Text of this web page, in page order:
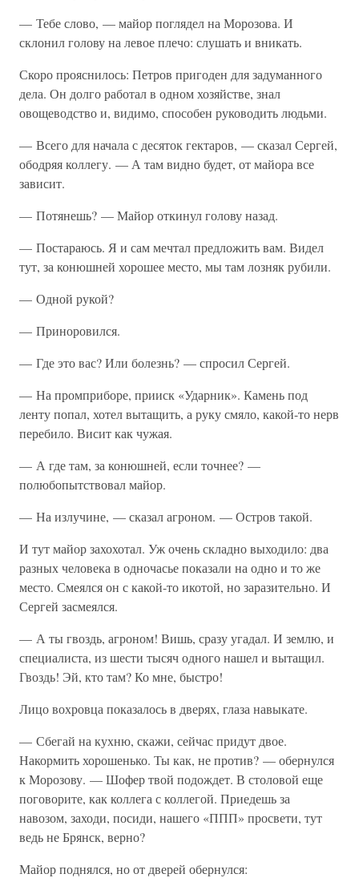
— Тебе слово, — майор поглядел на Морозова. И
склонил голову на левое плечо: слушать и вникать.
Скоро прояснилось: Петров пригоден для задуманного
дела. Он долго работал в одном хозяйстве, знал
овощеводство и, видимо, способен руководить людьми.
— Всего для начала с десяток гектаров, — сказал Сергей,
ободряя коллегу. — А там видно будет, от майора все
зависит.
— Потянешь? — Майор откинул голову назад.
— Постараюсь. Я и сам мечтал предложить вам. Видел
тут, за конюшней хорошее место, мы там лозняк рубили.
— Одной рукой?
— Приноровился.
— Где это вас? Или болезнь? — спросил Сергей.
— На промприборе, прииск «Ударник». Камень под
ленту попал, хотел вытащить, а руку смяло, какой-то нерв
перебило. Висит как чужая.
— А где там, за конюшней, если точнее? —
полюбопытствовал майор.
— На излучине, — сказал агроном. — Остров такой.
И тут майор захохотал. Уж очень складно выходило: два
разных человека в одночасье показали на одно и то же
место. Смеялся он с какой-то икотой, но заразительно. И
Сергей засмеялся.
— А ты гвоздь, агроном! Вишь, сразу угадал. И землю, и
специалиста, из шести тысяч одного нашел и вытащил.
Гвоздь! Эй, кто там? Ко мне, быстро!
Лицо вохровца показалось в дверях, глаза навыкате.
— Сбегай на кухню, скажи, сейчас придут двое.
Накормить хорошенько. Ты как, не против? — обернулся
к Морозову. — Шофер твой подождет. В столовой еще
поговорите, как коллега с коллегой. Приедешь за
навозом, заходи, посиди, нашего «ППП» просвети, тут
ведь не Брянск, верно?
Майор поднялся, но от дверей обернулся: